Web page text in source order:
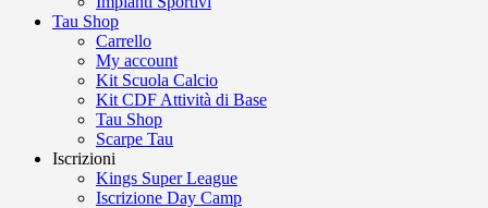
Tau Shop
Carrello
My account
Kit Scuola Calcio
Kit CDF Attività di Base
Tau Shop
Scarpe Tau
Iscrizioni
Kings Super League
Iscrizione Day Camp